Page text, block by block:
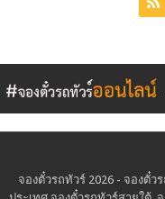
จองตั๋วรถทัวร์ 2026 - จองตั๋